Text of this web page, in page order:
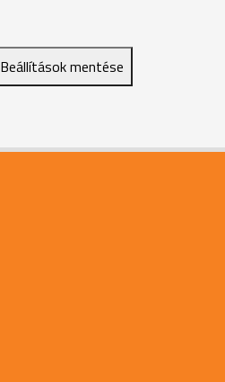
Beállítások mentése